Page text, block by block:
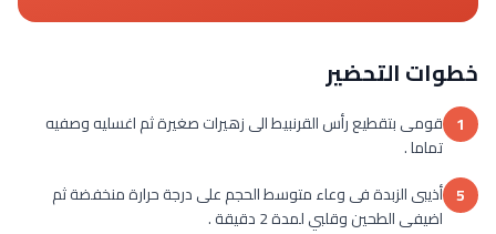
خطوات التحضير
1 قومى بتقطيع رأس القرنبيط الى زهيرات صغيرة ثم اغسليه وصفيه
تماما .
5 أذيبى الزبدة فى وعاء متوسط الحجم على درجة حرارة منخفضة ثم
اضيفى الطحين وقلبي لمدة 2 دقيقة .